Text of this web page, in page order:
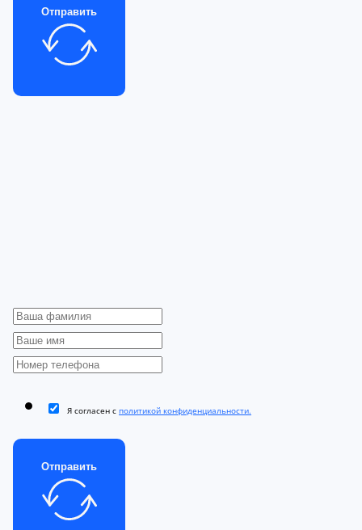
Отправить
Я согласен с политикой конфиденциальности.
Отправить